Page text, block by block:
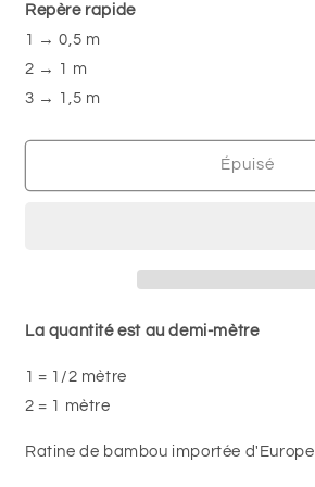
Gris
-
Ratine
velours
Repère rapide
1 → 0,5 m
2 → 1 m
3 → 1,5 m
Épuisé
La quantité est au demi-mètre
1 = 1/2 mètre
2 = 1 mètre
Ratine de bambou importée d'Europe